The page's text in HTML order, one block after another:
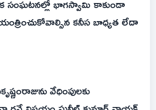
సంఘటనల్లో భాగస్వామి కాకుండా
కనీస బాధ్యత లేదా
వేధింపులకు